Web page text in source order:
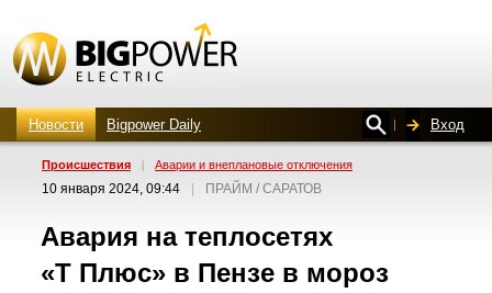
Новости Bigpower Daily Вход
Проиcшествия | Аварии и внеплановые отключения
10 января 2024, 09:44 ПРАЙМ / САРАТОВ
Авария на теплосетях
«Т Плюс» в Пензе в мороз